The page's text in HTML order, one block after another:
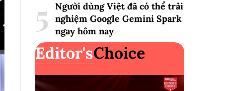
Người dùng Việt đã có thể trải
nghiệm Google Gemini Spark
ngay hôm nay
Editor'sChoice